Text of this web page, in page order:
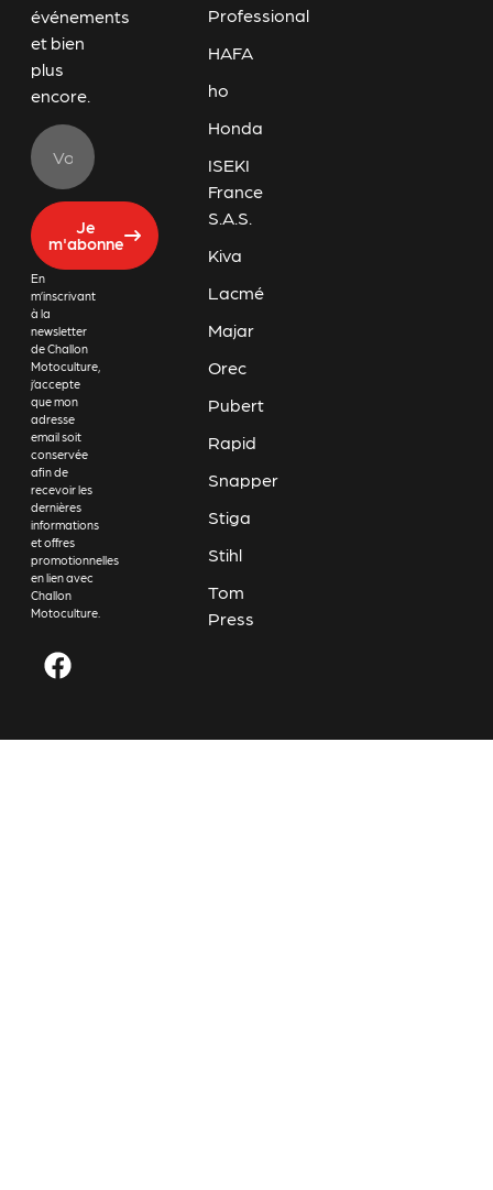
événements
et bien
plus
encore.
Je
m'abonne
En
m’inscrivant
à la
newsletter
de Challon
Motoculture,
j’accepte
que mon
adresse
email soit
conservée
afin de
recevoir les
dernières
informations
et offres
promotionnelles
en lien avec
Challon
Motoculture.
Professional
HAFA
ho
Honda
ISEKI
France
S.A.S.
Kiva
Lacmé
Majar
Orec
Pubert
Rapid
Snapper
Stiga
Stihl
Tom
Press